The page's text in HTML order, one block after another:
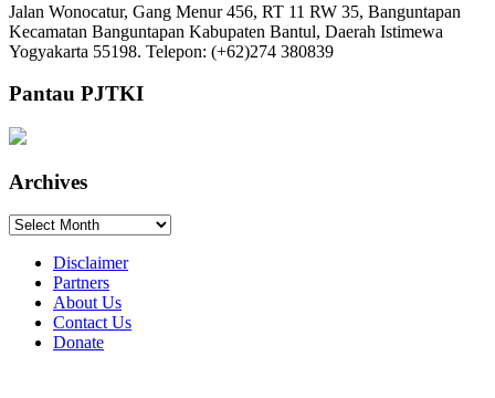
Jalan Wonocatur, Gang Menur 456, RT 11 RW 35, Banguntapan
Kecamatan Banguntapan Kabupaten Bantul, Daerah Istimewa
Yogyakarta 55198. Telepon: (+62)274 380839
Pantau PJTKI
Archives
Archives
Disclaimer
Partners
About Us
Contact Us
Donate